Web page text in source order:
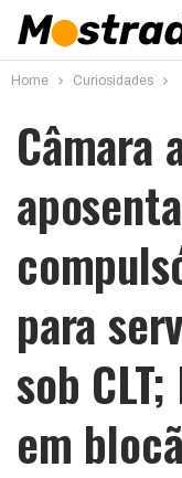
Home Curiosidades
Câmara
para
sob
em